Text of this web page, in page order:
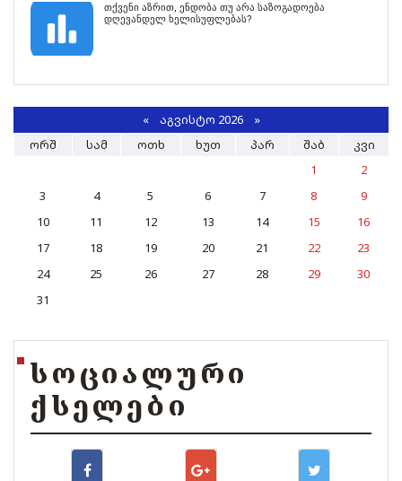
თქვენი აზრით, ენდობა თუ არა საზოგადოება
დღევანდელ ხელისუფლებას?
«ᲐᲒᲕᲘᲡᲢᲝ 2026 »
ᲝᲠᲨ
ᲡᲐᲛ ᲝᲗᲮ ᲮᲣᲗ ᲞᲐᲠ ᲨᲐᲑ
ᲙᲕᲘ
1
2
3
4 5 6 7 8
9
10
11 12 13 14 15
16
17
18 19 20 21 22
23
24
25 26 27 28 29
30
31
ᲡᲝᲪᲘᲐᲚᲣᲠᲘ
ᲥᲡᲔᲚᲔᲑᲘ